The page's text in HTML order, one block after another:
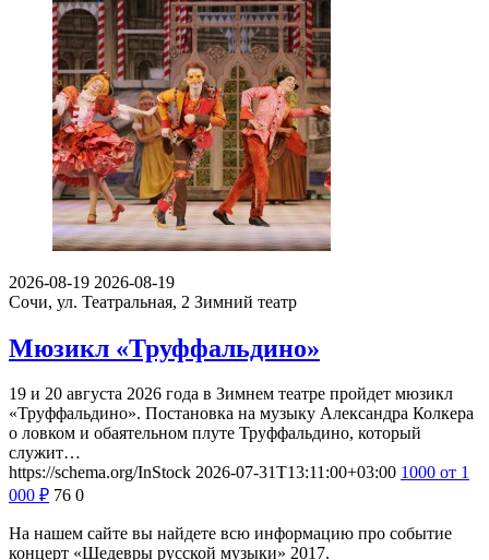
2026-08-19 2026-08-19
Сочи, ул. Театральная, 2 Зимний театр
Мюзикл «Труффальдино»
19 и 20 августа 2026 года в Зимнем театре пройдет мюзикл
«Труффальдино». Постановка на музыку Александра Колкера
о ловком и обаятельном плуте Труффальдино, который
служит…
https://schema.org/InStock 2026-07-31T13:11:00+03:00 1000 от 1
000 ₽ 76 0
На нашем сайте вы найдете всю информацию про событие
концерт «Шедевры русской музыки» 2017.